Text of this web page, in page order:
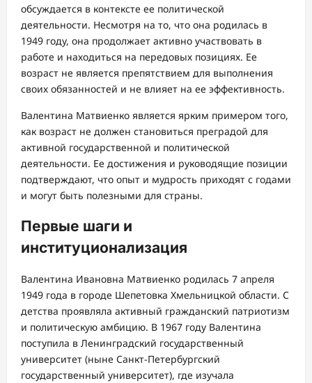
обсуждается в контексте ее политической
деятельности. Несмотря на то, что она родилась в
1949 году, она продолжает активно участвовать в
работе и находиться на передовых позициях. Ее
возраст не является препятствием для выполнения
своих обязанностей и не влияет на ее эффективность.
Валентина Матвиенко является ярким примером того,
как возраст не должен становиться преградой для
активной государственной и политической
деятельности. Ее достижения и руководящие позиции
подтверждают, что опыт и мудрость приходят с годами
и могут быть полезными для страны.
Первые шаги и
институционализация
Валентина Ивановна Матвиенко родилась 7 апреля
1949 года в городе Шепетовка Хмельницкой области. С
детства проявляла активный гражданский патриотизм
и политическую амбицию. В 1967 году Валентина
поступила в Ленинградский государственный
университет (ныне Санкт-Петербургский
государственный университет), где изучала